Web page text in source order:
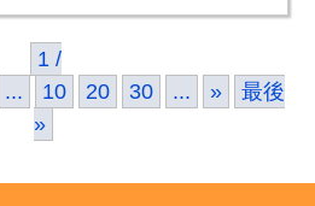
1 /
... 10 20 30 ... »
最後
»